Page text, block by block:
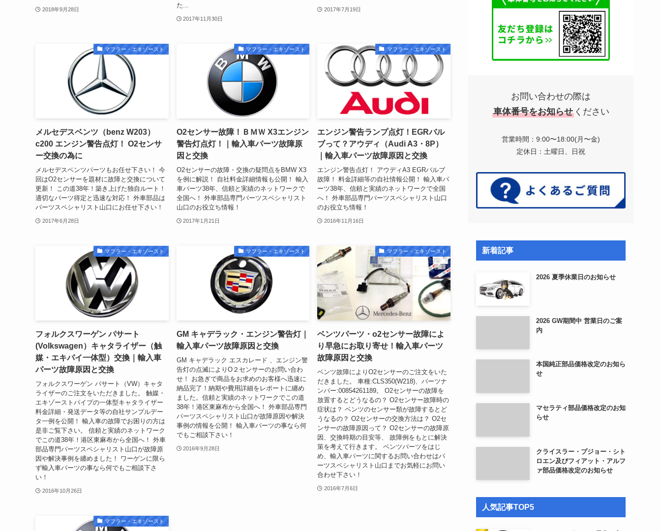
2018年9月28日
た...
2017年11月30日
2017年7月19日
マフラー・エキゾースト
メルセデスベンツ（benz W203）
c200 エンジン警告点灯！ O2センサ
ー交換の為に
メルセデスベンツパーツもお任せ下さい！ 今
回はO2センサーを題材に故障と交換について
更新！ この道38年！築き上げた独自ルート！
適切なパーツ得定と迅速な対応！ 外車部品は
パーツスペシャリスト山口にお任せ下さい！
2017年6月28日
マフラー・エキゾースト
O2センサー故障！ＢＭＷ X3エンジン
警告灯点灯！｜輸入車パーツ故障原
因と交換
O2センサーの故障・交換の疑問点をBMW X3
を例に解説！ 自社料金詳細情報も公開！ 輸入
車パーツ38年、信頼と実績のネットワークで
全国へ！ 外車部品専門パーツスペシャリスト
山口のお役立ち情報！
2017年1月21日
マフラー・エキゾースト
エンジン警告ランプ点灯！EGRバル
ブって？アウディ（Audi A3・8P）
｜輸入車パーツ故障原因と交換
エンジン警告点灯！ アウディA3 EGRバルブ
故障！ 料金詳細等の自社情報公開！ 輸入車パ
ーツ38年、信頼と実績のネットワークで全国
へ！ 外車部品専門パーツスペシャリスト山口
のお役立ち情報！
2016年11月16日
マフラー・エキゾースト
フォルクスワーゲン パサート
(Volkswagen）キャタライザー（触
媒・エキパイ一体型）交換｜輸入車
パーツ故障原因と交換
フォルクスワーゲン パサート（VW）キャタ
ライザーのご注文をいただきました。 触媒・
エキゾーストパイプの一体型キャタライザー
料金詳細・発送データ等の自社サンプルデー
タ一例を公開！ 輸入車の故障でお困りの方は
是非ご覧下さい。 信頼と実績のネットワーク
でこの道38年！港区東麻布から全国へ！ 外車
部品専門パーツスペシャリスト山口が故障原
因や解決事例を纏めました！ ワーゲンに限ら
ず輸入車パーツの事なら何でもご相談下さ
い！
2016年10月26日
マフラー・エキゾースト
GM キャデラック・エンジン警告灯｜
輸入車パーツ故障原因と交換
GM キャデラック エスカレード 、エンジン警
告灯の点滅によりO２センサーのお問い合わ
せ！ お急ぎで商品をお求めのお客様へ迅速に
納品完了！納期や費用詳細をレポートに纏め
ました。信頼と実績のネットワークでこの道
38年！港区東麻布から全国へ！ 外車部品専門
パーツスペシャリスト山口が故障原因や解決
事例の情報を公開！ 輸入車パーツの事なら何
でもご相談下さい！
2016年9月28日
マフラー・エキゾースト
ベンツパーツ・o2センサー故障によ
り早急にお取り寄せ！輸入車パーツ
故障原因と交換
ベンツ故障によりO2センサーのご注文をいた
だきました。 車種:CLS350(W218)、パーツナ
ンバー:00854261189。 O2センサーの故障を
放置するとどうなるの？ O2センサー故障時の
症状は？ ベンツのセンサー類が故障するとど
うなるの？ O2センサーの交換方法は？ O2セ
ンサーの故障原因って？ O2センサーの故障原
因、交換時期の目安等、 故障例をもとに解決
策を考えて行きます。 ベンツパーツをはじ
め、輸入車パーツに関するお問い合わせはパ
ーツスペシャリスト山口までお気軽にお問い
合わせ下さい！
2016年7月6日
マフラー・エキゾースト
お問い合わせの際は
車体番号をお知らせ ください
営業時間：9:00〜18:00(月〜金)
定休日：土曜日、日祝
新着記事
2026 夏季休業日のお知らせ
2026 GW期間中 営業日のご案
内
本国純正部品価格改定のお知ら
せ
マセラティ部品価格改定のお知
らせ
クライスラー・プジョー・シト
ロエン及びフィアット・アルフ
ァ部品価格改定のお知らせ
人気記事TOP5